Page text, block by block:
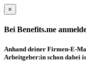
×
Bei Benefits.me
Anhand deiner Firmen-E-
Arbeitgeber:in schon dabei